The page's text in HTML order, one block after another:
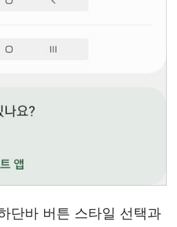
단바 버튼 스타일 선택과